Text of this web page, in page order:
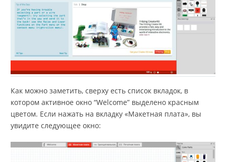
Как можно заметить, сверху есть список вкладок, в
котором активное окно “Welcome” выделено красным
цветом. Если нажать на вкладку «Макетная плата», вы
увидите следующее окно: